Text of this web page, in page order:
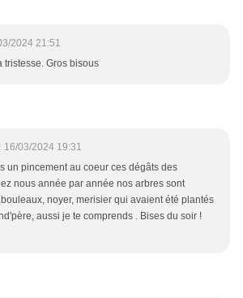
2024 21:51
tristesse. Gros bisous
16/03/2024 19:31
un pincement au coeur ces dégâts des
nous année par année nos arbres sont
noyer, merisier qui avaient été plantés
aussi je te comprends . Bises du soir !